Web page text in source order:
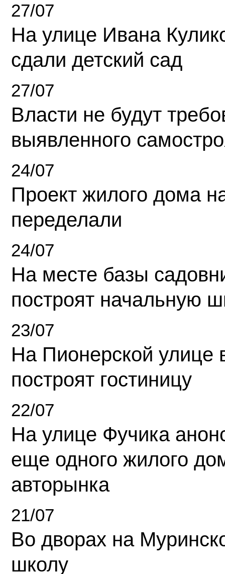
27/07
На улице Ивана
сдали детский сад
27/07
Власти не будут
выявленного
24/07
Проект жилого дома
переделали
24/07
На месте базы
построят начальную
23/07
На Пионерской улице
построят гостиницу
22/07
На улице Фучика
еще одного жилого
авторынка
21/07
Во дворах на
школу